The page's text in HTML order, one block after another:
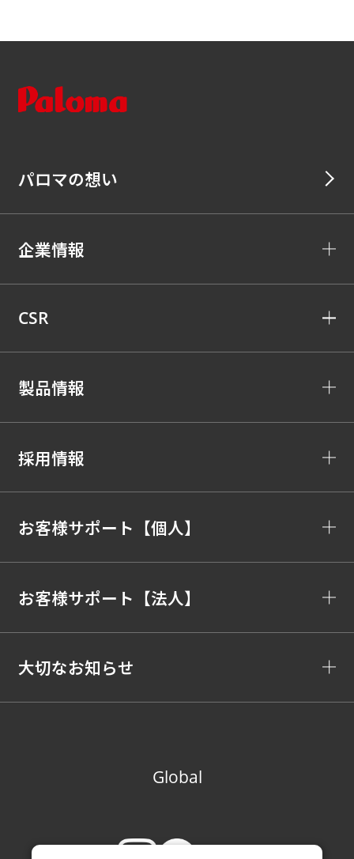
パロマの想い
企業情報
CSR
製品情報
採用情報
お客様サポート【個人】
お客様サポート【法人】
大切なお知らせ
Global